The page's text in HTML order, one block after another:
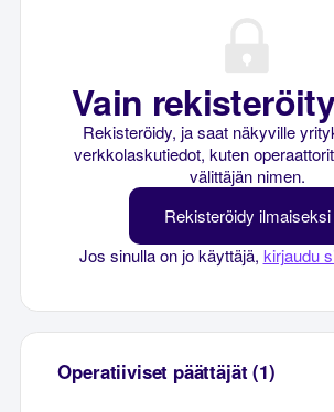
Vain
Rekisteröidy, ja saat näkyville
verkkolaskutiedot, kuten
välittäjän nimen.
Rekisteröidy ilmaiseksi
Jos sinulla on jo käyttäjä, kirjaudu
Operatiiviset päättäjät (1)